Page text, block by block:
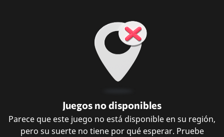
Juegos no disponibles
Parece que este juego no está disponible en su región,
pero su suerte no tiene por qué esperar. Pruebe